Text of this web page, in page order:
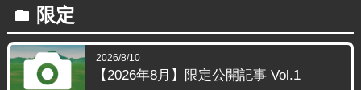
folder 限定
2026/8/10
【2026年8月】限定公開記事 Vol.1